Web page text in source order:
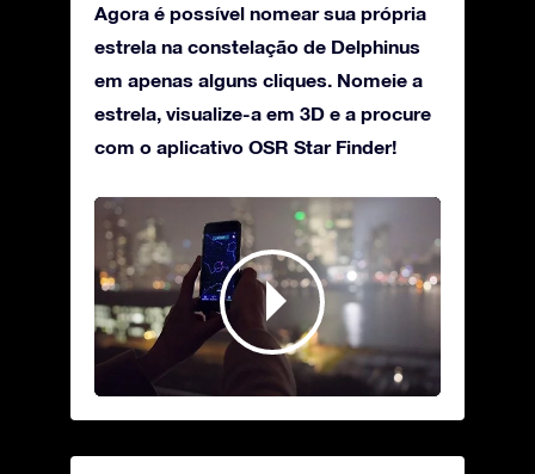
Agora é possível nomear sua própria
estrela na constelação de Delphinus
em apenas alguns cliques. Nomeie a
estrela, visualize-a em 3D e a procure
com o aplicativo OSR Star Finder!